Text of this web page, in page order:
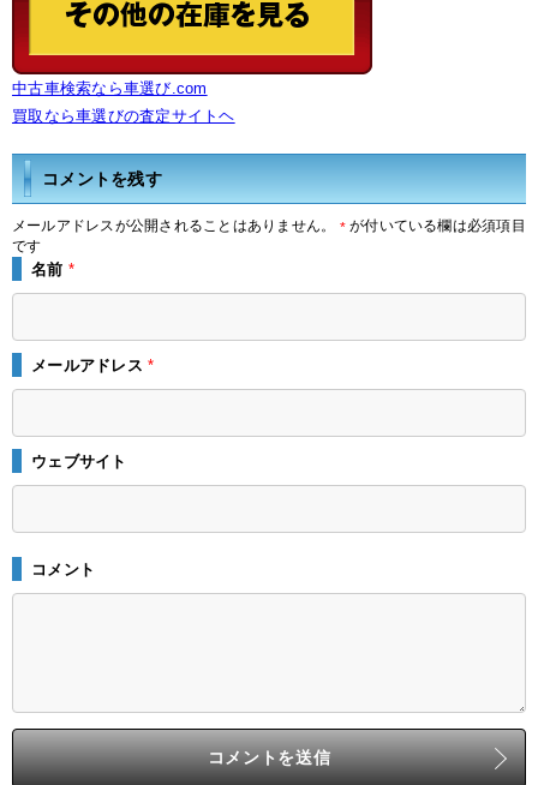
中古車検索なら車選び.com
買取なら車選びの査定サイトヘ
コメントを残す
メールアドレスが公開されることはありません。 *が付いている欄は必須項目
です
名前 *
メールアドレス*
ウェブサイト
コメント